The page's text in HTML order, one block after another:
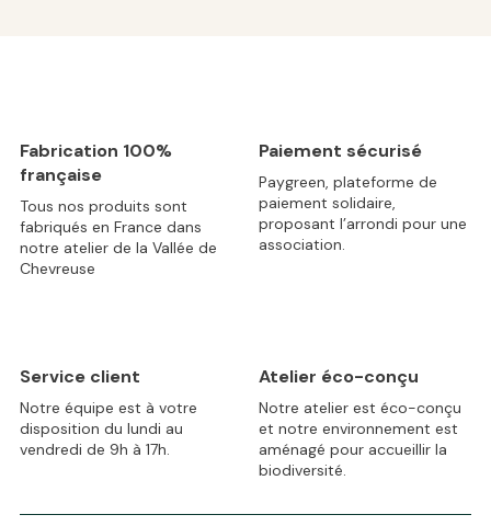
Fabrication 100%
française
Tous nos produits sont
fabriqués en France dans
notre atelier de la Vallée de
Chevreuse
Paiement sécurisé
Paygreen, plateforme de
paiement solidaire,
proposant l’arrondi pour une
association.
Service client
Notre équipe est à votre
disposition du lundi au
vendredi de 9h à 17h.
Atelier éco-conçu
Notre atelier est éco-conçu
et notre environnement est
aménagé pour accueillir la
biodiversité.